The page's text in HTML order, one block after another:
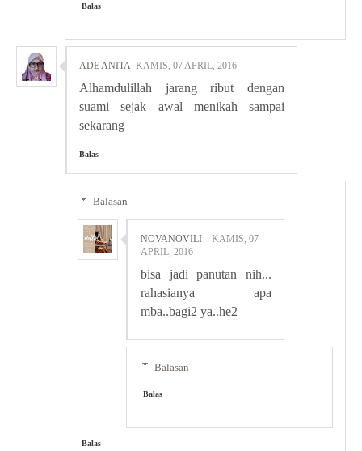
Balas
ADE ANITA KAMIS, 07 APRIL, 2016
Alhamdulillah jarang ribut dengan
suami sejak awal menikah sampai
sekarang
Balas
Balasan
NOVANOVILI
KAMIS, 07
APRIL, 2016
bisa jadi panutan nih...
rahasianya apa
mba..bagi2 ya..he2
Balasan
Balas
Balas